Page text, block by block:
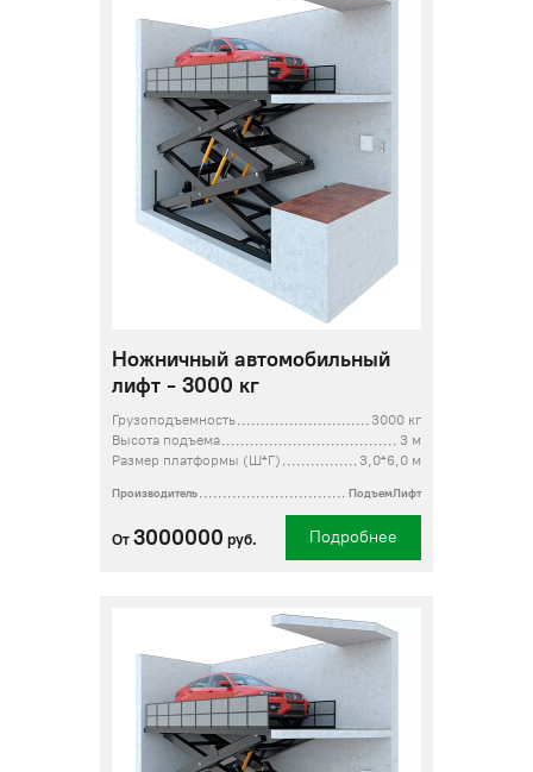
Ножничный автомобильный
лифт - 3000 кг
Грузоподъемность
3000 кг
Высота подъема
3 м
Размер платформы (Ш*Г)
3,0*6,0 м
Производитель ПодъемЛифт
От 3000000 руб. Подробнее